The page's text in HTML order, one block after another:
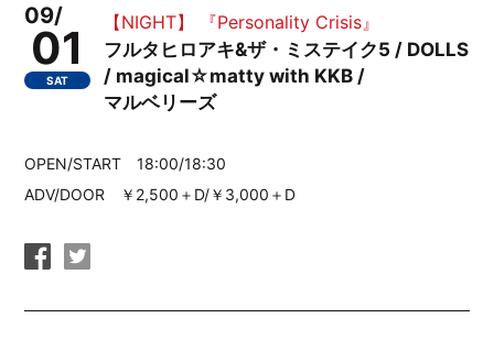
09/
01
SAT
【NIGHT】 『Personality Crisis』
フルタヒロアキ&ザ・ミステイク5 / DOLLS
/ magical☆matty with KKB /
マルベリーズ
OPEN/START 18:00/18:30
ADV/DOOR ￥2,500＋D/￥3,000＋D